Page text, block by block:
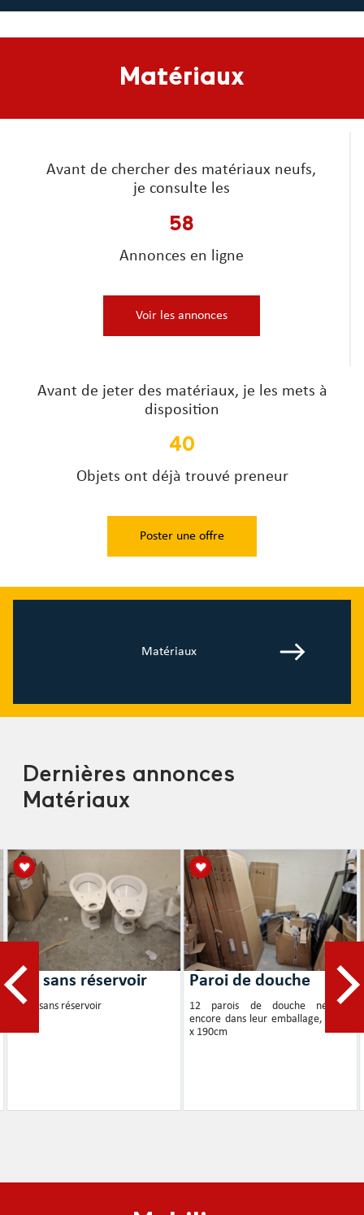
Matériaux
Avant de chercher des matériaux neufs,
je consulte les
58
Annonces en ligne
Voir les annonces
Avant de jeter des matériaux, je les mets à
disposition
40
Objets ont déjà trouvé preneur
Poster une offre
Matériaux
Dernières annonces
Matériaux
WC sans réservoir
2 WC sans réservoir
Paroi de douche
12 parois de douche neuves,
encore dans leur emballage, 90cm
x 190cm